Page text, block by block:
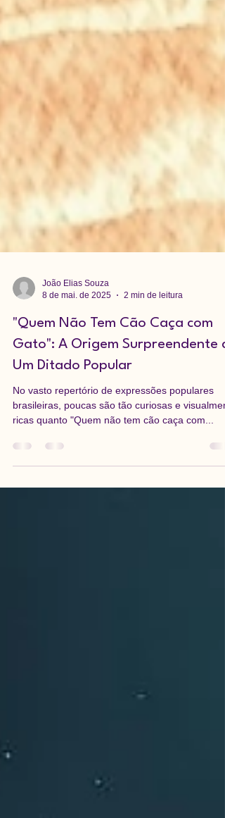
8 de mai. de 2025
2 min de leitura
"Quem Não Tem Cão Caça com
Gato": A Origem Surpreendente
Um Ditado Popular
No vasto repertório de expressões populares
ricas quanto "Quem não tem cão caça com...